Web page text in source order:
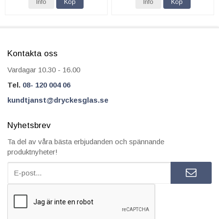
Info Köp Info Köp
Kontakta oss
Vardagar 10.30 - 16.00
Tel. 08- 120 004 06
kundtjanst@dryckesglas.se
Nyhetsbrev
Ta del av våra bästa erbjudanden och spännande
produktnyheter!